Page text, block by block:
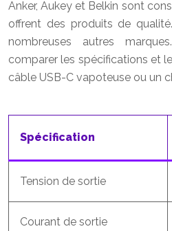
Anker, Aukey et Belkin sont
offrent des produits de
nombreuses autres
comparer les spécifications et
câble USB-C vapoteuse ou un
Spécification
Tension de sortie
Courant de sortie